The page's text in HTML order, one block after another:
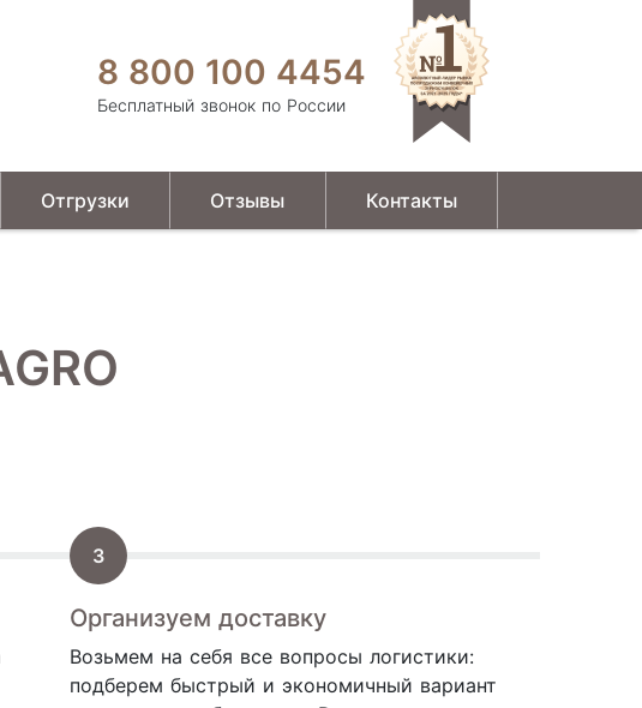
8 800 100 4454
Бесплатный звонок по России
Отгрузки Отзывы Контакты
Организуем доставку
Возьмем на себя все вопросы логистики:
подберем быстрый и экономичный вариант